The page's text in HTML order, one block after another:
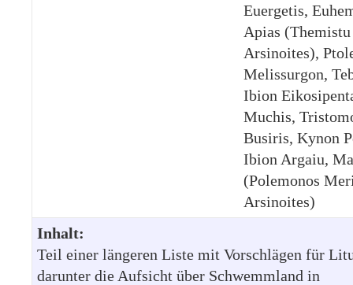
Euergetis,
Apias
Arsinoites),
Melissurgon,
Ibion
Muchis,
Busiris, Kynon
Ibion Argaiu,
(Polemonos
Arsinoites)
Inhalt:
Teil einer längeren Liste mit Vorschlägen für
darunter die Aufsicht über Schwemmland in